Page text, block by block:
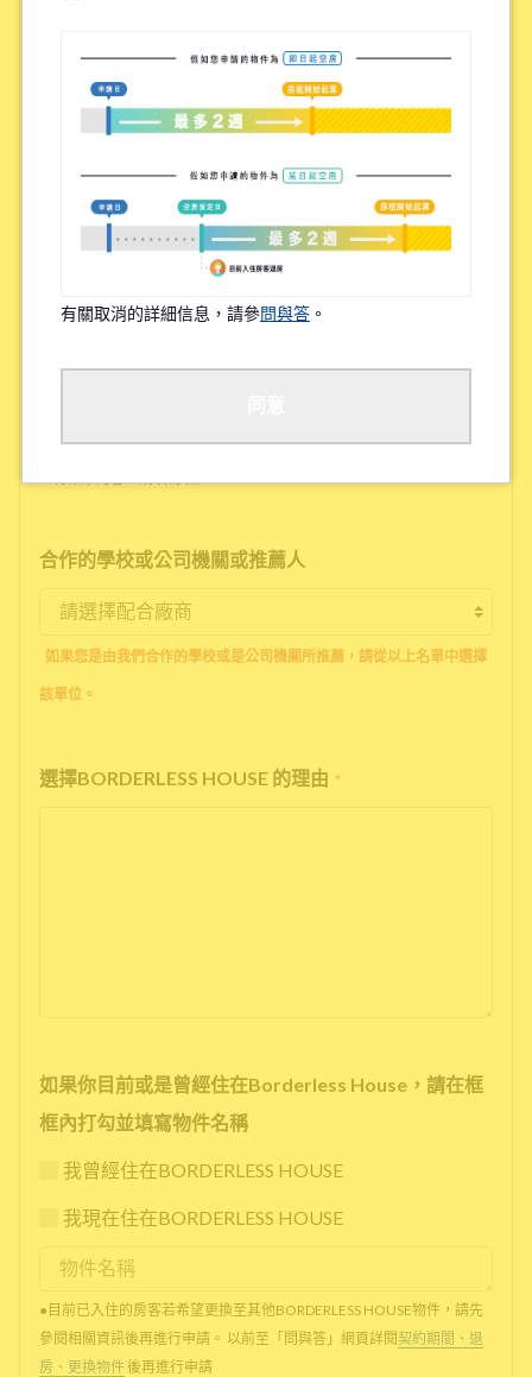
特殊過敏/慢性疾病 *
有 無
合作的學校或公司機關或推薦人
如果您是由我們合作的學校或是公司機關所推薦，請從以上名單中選擇
該單位。
選擇BORDERLESS HOUSE 的理由 *
如果你目前或是曾經住在Borderless House，請在框
框內打勾並填寫物件名稱
我曾經住在BORDERLESS HOUSE
我現在住在BORDERLESS HOUSE
●目前已入住的房客若希望更換至其他BORDERLESS HOUSE物件，請先
參閱相關資訊後再進行申請。 以前至「問與答」網頁詳閱 契約期間、退
房、更換物件後再進行申請
有關取消的詳細信息，請參問與答 。